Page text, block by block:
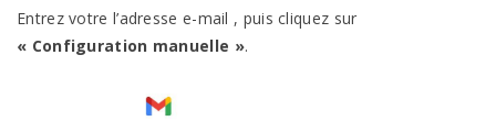
Entrez votre l’adresse e-mail , puis cliquez sur
« Configuration manuelle ».